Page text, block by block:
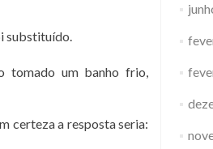
substituído.
tomado um banho frio,
certeza a resposta seria: